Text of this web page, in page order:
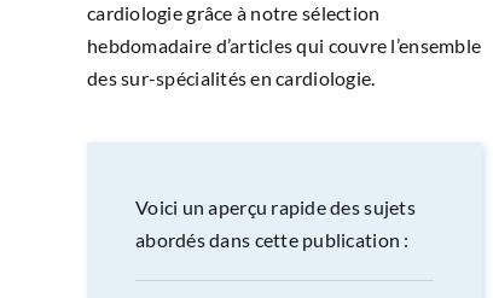
cardiologie grâce à notre sélection
hebdomadaire d’articles qui couvre l’ensemble
des sur-spécialités en cardiologie.
Voici un aperçu rapide des sujets
abordés dans cette publication :